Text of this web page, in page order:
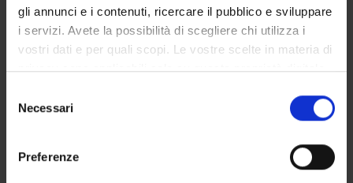
gli annunci e i contenuti, ricercare il pubblico e sviluppare
i servizi. Avete la possibilità di scegliere chi utilizza i
vostri dati e per quali scopi. Le vostre scelte in materia di
privacy sono applicabili solo su questa proprietà digitale
modificare o revocare il proprio consenso in qualsiasi
momento dalla Dichiarazione sui cookie o facendo clic
delNecessari
Preferenze
Organi collegiali e di governo
Docenti
CORSI DI STUDIO
DOTTORATI, MASTER E FORMAZIONE SUPERIORE